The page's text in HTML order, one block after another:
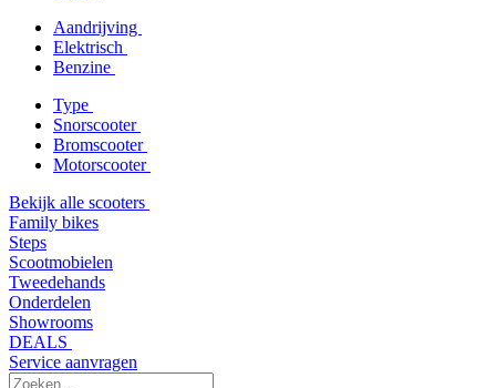
Aandrijving
Elektrisch
Benzine
Type
Snorscooter
Bromscooter
Motorscooter
Bekijk alle scooters
Family bikes
Steps
Scootmobielen
Tweedehands
Onderdelen
Showrooms
DEALS
Service aanvragen